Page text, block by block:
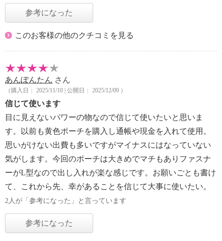
参考になった
このお客様の他のクチコミを見る
あんぽんたん さん
（購入日： 2025/11/10 | 公開日： 2025/12/09 ）
信じて使います
目に見えないパワーの物なので信じて使いたいと思いま
す。以前も黄色ポーチを購入し通帳や現金を入れて使用。
思いがけない出費も多いですがマイナスにはなっていない
気がします。今回のポーチは大きめでマチもありファスナ
ーがL型なので出し入れが楽な感じです。お願いごとも書け
て、これから先、幸があることを信じて大事に使いたい。
2人が「参考になった」と言っています
参考になった